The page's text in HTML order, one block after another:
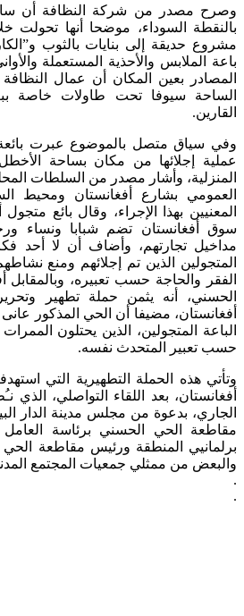
وصرح مصدر من شركة النظافة أن
بالنقطة السوداء، موضحا أنها تحولت
مشروع حديقة إلى بنايات بالثوب
باعة الملابس والأحذية المستعملة
المصادر بعين المكان أن عمال
الساحة سيوفا تحت طاولات خاصة
القارين.
وفي سياق متصل بالموضوع عبرت
عملية إجلائها من مكان بساحة الأخطل
المنزلية، وأشار مصدر من السلطات
العمومي بشارع أفغانستان ومحيط
المعنيين بهذا الإجراء، وقال بائع
سوق أفغانستان تضم شبابا ونساء
مداخيل تجارتهم، وأضاف أن لا أحد
المتجولين الذين تم إجلائهم ومنع
الفقر والحاجة حسب تعبيره،
الحسني، أنه يثمن حملة تطهير
أفغانستان، مضيفا أن الحي المذكور
الباعة المتجولين، الذين يحتلون
حسب تعبير المتحدث نفسه.
وتأتي هذه الحملة التطهيرية التي
الجاري، بدعوة من مجلس مدينة الدار
مقاطعة الحي الحسني برئاسة العامل
برلمانيي المنطقة ورئيس مقاطعة
والبعض من ممثلي جمعيات المجتمع
.
.